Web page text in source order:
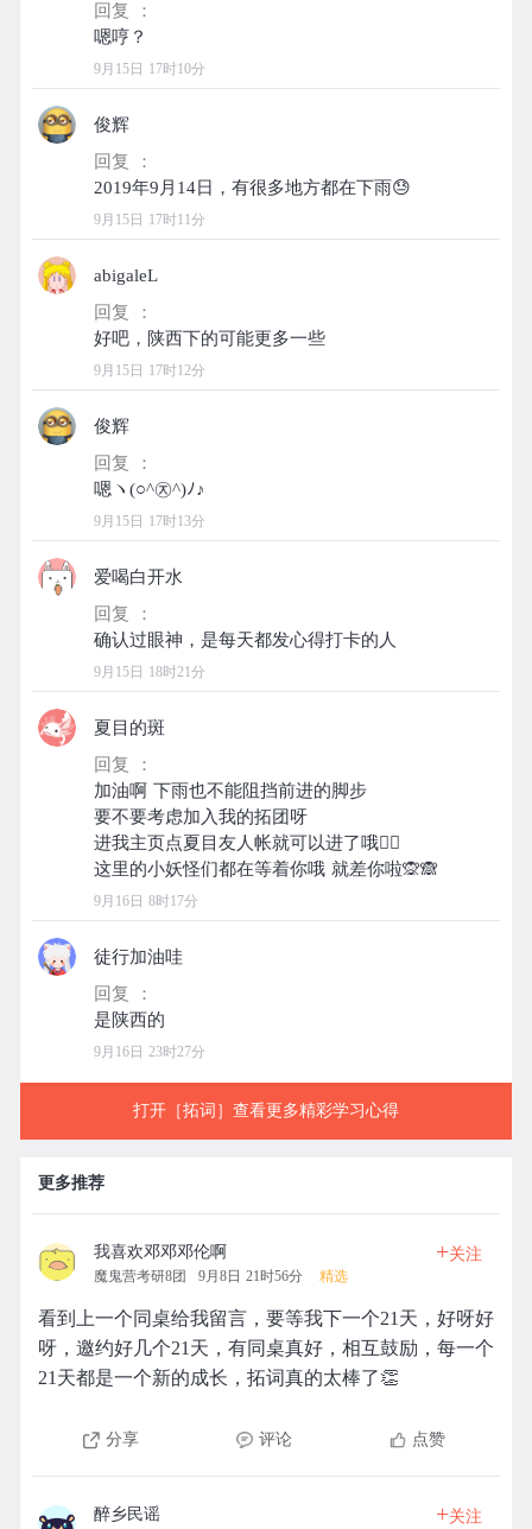
回复 ：
9月15日 17时10分
俊辉
回复 ：
9月15日 17时11分
abigaleL
回复 ：
9月15日 17时12分
俊辉
回复 ：
9月15日 17时13分
爱喝白开水
回复 ：
9月15日 18时21分
夏目的斑
回复 ：
加油啊 下雨也不能阻挡前进的脚步
要不要考虑加入我的拓团呀
进我主页点夏目友人帐就可以进了哦✌🏻
9月16日 8时17分
徒行加油哇
回复 ：
9月16日 23时27分
打开［拓词］查看更多精彩学习心得
更多推荐
我喜欢邓邓邓伦啊
魔鬼营考研8团 9月8日 21时56分 精选
+关注
看到上一个同桌给我留言，要等我下一个21天，好呀好
呀，邀约好几个21天，有同桌真好，相互鼓励，每一个
21天都是一个新的成长，拓词真的太棒了👏
分享 评论 点赞
醉乡民谣 +关注